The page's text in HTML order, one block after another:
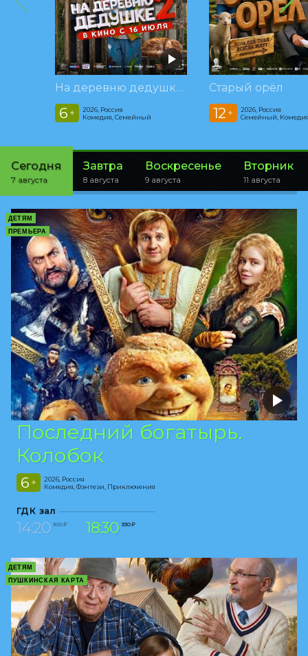
На деревню дедушке 2
6 +
2026, Россия
Комедия, Семейный
Старый орёл
12 +
2026, Россия
Семейный,
Сегодня
7 августа
Завтра
8 августа
Воскресенье
9 августа
Вторник
11 августа
ДЕТЯМ
ПРЕМЬЕРА
Последний богатырь.
Колобок
6 +
2026, Россия
Комедия, Фэнтези, Приключения
ГДК зал
14:20 300 ₽ 18:30 330 ₽
ДЕТЯМ
ПУШКИНСКАЯ КАРТА